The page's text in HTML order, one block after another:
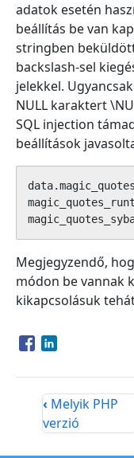
adatok esetén
beállítás be van
stringben
backslash-sel
jelekkel.
NULL karaktert
SQL injection
beállítások
Megjegyzendő,
módon be vannak
kikapcsolásuk
Opens in a new
Opens in a
‹ Melyik PHP
verzió